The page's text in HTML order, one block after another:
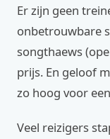
Er zijn geen
onbetrouwbare
songthaews
prijs. En geloof
zo hoog voor
Veel reizigers